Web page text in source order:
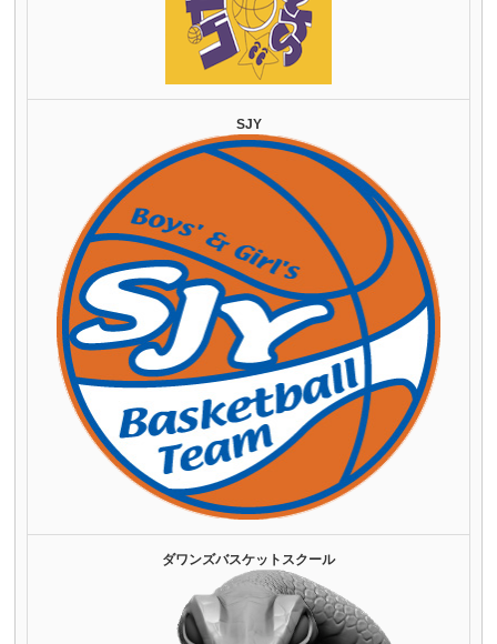
SJY
ダワンズバスケットスクール